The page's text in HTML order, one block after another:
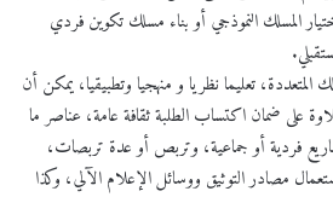
المسلك النموذجي أو بناء مسلك تكوين فردي
تعليما نظريا و منهجيا وتطبيقيا، يمكن أن
على ضمان اكتساب الطلبة ثقافة عامة، عناصر ما
فردية أو جماعية، وتربص أو عدة تربصات،
مصادر التوثيق ووسائل الإعلام الآلي، وكذا